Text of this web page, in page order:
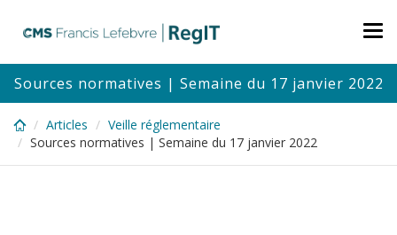
content
Sources normatives | Semaine du 17 janvier 2022
Articles
Veille réglementaire
Sources normatives | Semaine du 17 janvier 2022